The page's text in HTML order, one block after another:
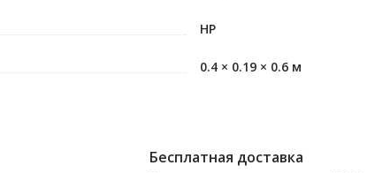
HP
0.4 × 0.19 × 0.6 м
Бесплатная доставка